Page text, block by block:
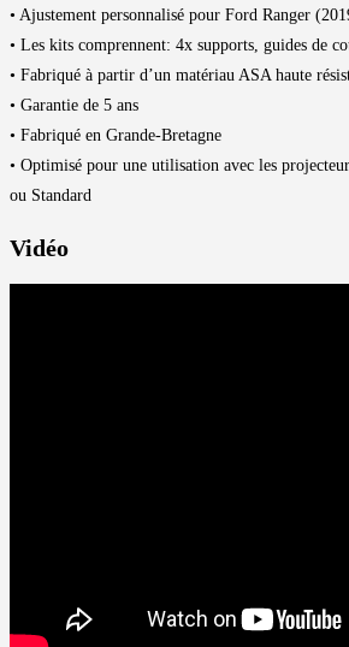
• Ajustement personnalisé pour Ford Ranger
• Les kits comprennent: 4x supports, guides de
• Fabriqué à partir d’un matériau ASA haute
• Garantie de 5 ans
• Fabriqué en Grande-Bretagne
• Optimisé pour une utilisation avec les
ou Standard
Vidéo